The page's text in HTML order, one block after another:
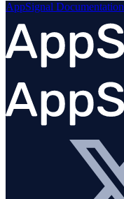
AppSignal Documentation